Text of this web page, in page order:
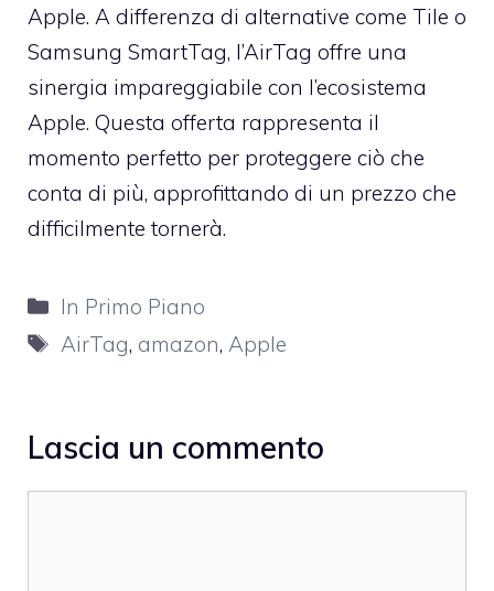
Apple. A differenza di alternative come Tile o
Samsung SmartTag, l’AirTag offre una
sinergia impareggiabile con l’ecosistema
Apple. Questa offerta rappresenta il
momento perfetto per proteggere ciò che
conta di più, approfittando di un prezzo che
difficilmente tornerà.
Categorie
In Primo Piano
Tag
AirTag, amazon,Apple
Lascia un commento